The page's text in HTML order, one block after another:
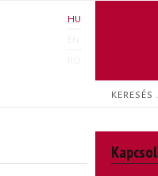
HU
Keresés